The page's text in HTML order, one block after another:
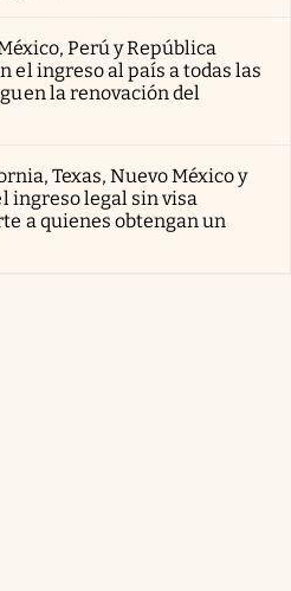
Perú y República
el ingreso al país a todas las
la renovación del
Texas, Nuevo México y
ingreso legal sin visa
a quienes obtengan un